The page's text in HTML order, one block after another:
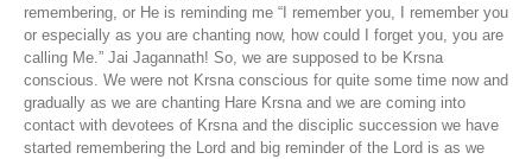
remembering, or He is reminding me “I remember you, I remember you
or especially as you are chanting now, how could I forget you, you are
calling Me.” Jai Jagannath! So, we are supposed to be Krsna
conscious. We were not Krsna conscious for quite some time now and
gradually as we are chanting Hare Krsna and we are coming into
contact with devotees of Krsna and the disciplic succession we have
started remembering the Lord and big reminder of the Lord is as we